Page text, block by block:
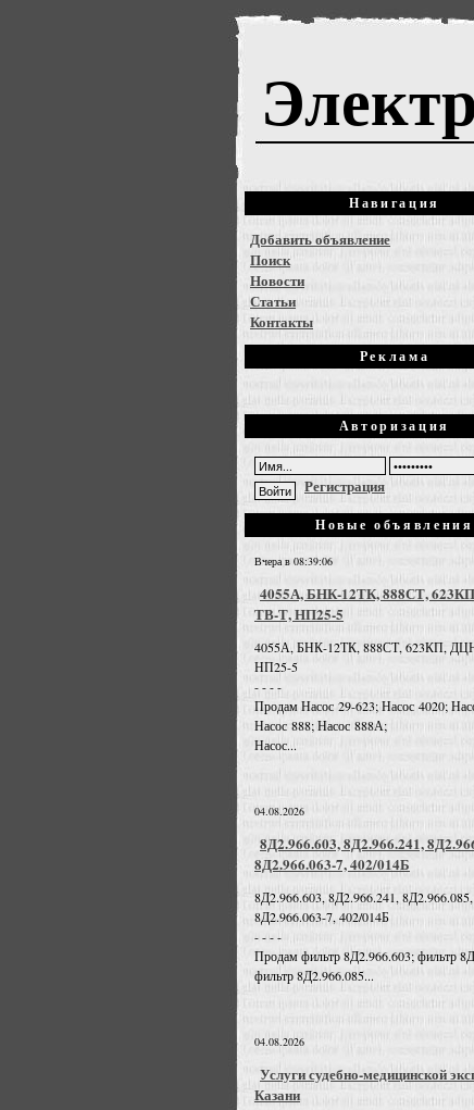
Навигация
Добавить объявление
Поиск
Новости
Статьи
Контакты
Реклама
Авторизация
Регистрация
Новые объявления
Вчера в 08:39:06
4055А, БНК-12ТК, 888СТ,
ТВ-Т, НП25-5
4055А, БНК-12ТК, 888СТ, 623КП,
НП25-5
- - - -
Продам Насос 29-623; Насос 4020;
Насос 888; Насос 888А;
Насос...
04.08.2026
8Д2.966.603, 8Д2.966.241,
8Д2.966.063-7, 402/014Б
8Д2.966.603, 8Д2.966.241, 8Д2.966.085,
8Д2.966.063-7, 402/014Б
- - - -
Продам фильтр 8Д2.966.603; фильтр
фильтр 8Д2.966.085...
04.08.2026
Услуги судебно-медицинской
Казани